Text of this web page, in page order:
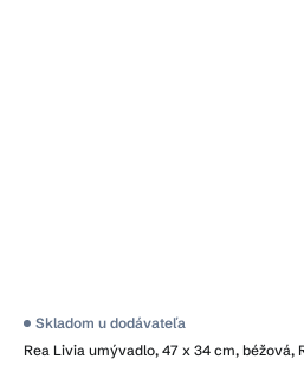
Rea Livia umývadlo, 47 x 34 cm, béžová,
Skladom u dodávateľa